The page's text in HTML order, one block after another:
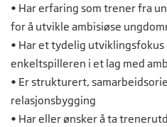
• Har erfaring som trener fra
for å utvikle ambisiøse
• Har et tydelig utviklingsfokus
enkeltspilleren i et lag med
• Er strukturert,
relasjonsbygging
• Har eller ønsker å ta